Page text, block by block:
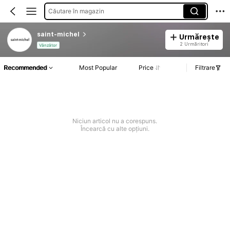
Căutare în magazin
saint-michel
Vânzător
Urmărește
2 Urmăritori
Recommended Most Popular Price Filtrare
Niciun articol nu a corespuns.
Încearcă cu alte opțiuni.